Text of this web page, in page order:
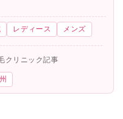
レディース メンズ
クリニック記事